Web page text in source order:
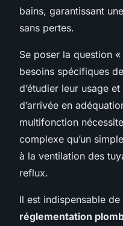
bains, garantissant
sans pertes.
Se poser la question
besoins spécifiques
d’étudier leur usage
d’arrivée en
multifonction
complexe qu’un
à la ventilation des
reflux.
Il est indispensable
réglementation